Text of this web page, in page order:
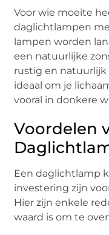
Voor wie moeite
daglichtlampen
lampen worden
een natuurlijke
rustig en natuurlijk
ideaal om je
vooral in donkere
Voordelen
Een daglichtlamp
investering zijn
Hier zijn enkele
waard is om te